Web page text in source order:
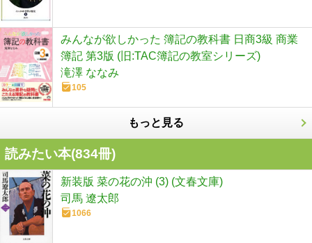
みんなが欲しかった 簿記の教科書 日商3級 商業
簿記 第3版 (旧:TAC簿記の教室シリーズ)
滝澤 ななみ
105
もっと見る
読みたい本(834冊)
新装版 菜の花の沖 (3) (文春文庫)
司馬 遼太郎
1066